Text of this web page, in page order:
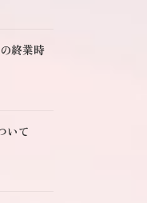
終業時
いて